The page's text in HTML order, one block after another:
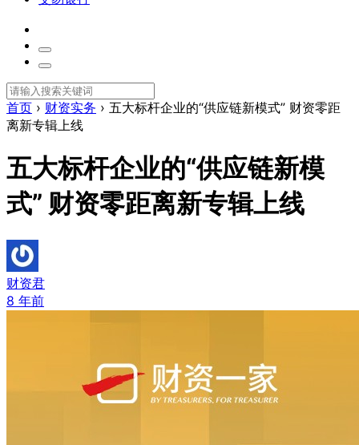
首页 › 财资实务 › 五大标杆企业的“供应链新模式” 财资零距
离新专辑上线
五大标杆企业的“供应链新模
式” 财资零距离新专辑上线
财资君
8 年前